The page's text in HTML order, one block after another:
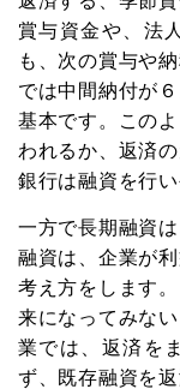
賞与資金や、法
も、次の賞与や
では中間納付が
基本です。この
われるか、返済
銀行は融資を行い
一方で長期融資
融資は、企業が
考え方をします
来になってみな
業では、返済を
ず、既存融資を